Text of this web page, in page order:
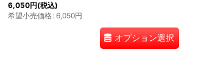
6,050円(税込)
希望小売価格: 6,050円
オプション選択